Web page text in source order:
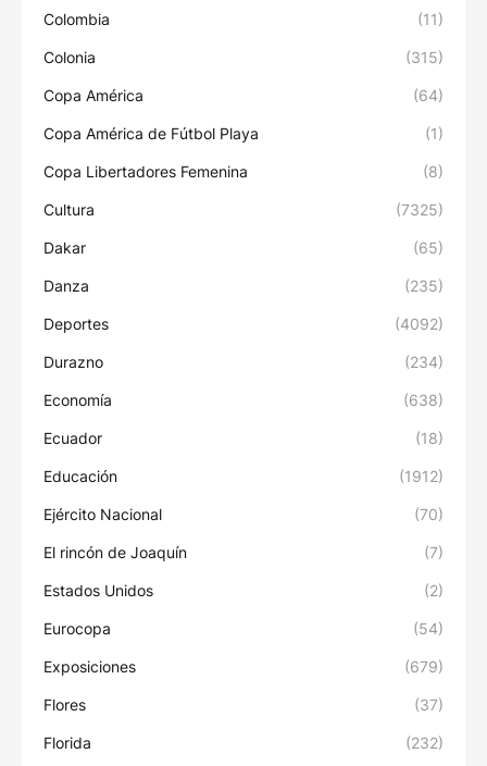
Colombia (11)
Colonia (315)
Copa América (64)
Copa América de Fútbol Playa (1)
Copa Libertadores Femenina (8)
Cultura (7325)
Dakar (65)
Danza (235)
Deportes (4092)
Durazno (234)
Economía (638)
Ecuador (18)
Educación (1912)
Ejército Nacional (70)
El rincón de Joaquín (7)
Estados Unidos (2)
Eurocopa (54)
Exposiciones (679)
Flores (37)
Florida (232)